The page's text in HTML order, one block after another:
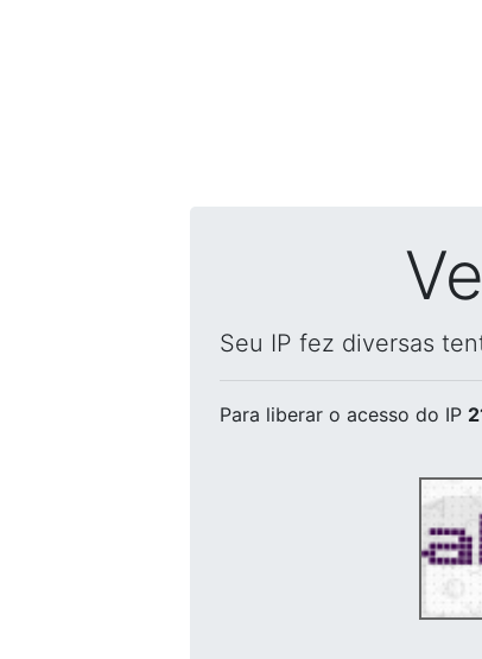
Seu IP fez diversas
Para liberar o acesso do IP